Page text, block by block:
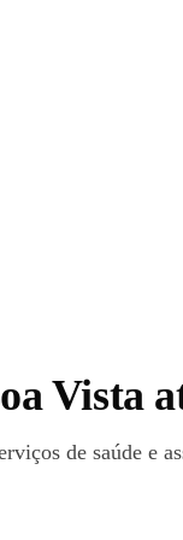
Vista
de saúde e